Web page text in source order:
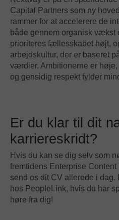
Capital Partners som ny
rammer for at accelerere de
både gennem organisk vækst
prioriteres fællesskabet højt,
arbejdskultur, der er baseret
værdier. Ambitionerne er høje,
og gensidig respekt fylder
Er du klar til dit
karriereskridt?
Hvis du kan se dig selv som
fremtidens Enterprise
send os dit CV allerede i dag.
hos PeopleLink, hvis du har
høre fra dig!